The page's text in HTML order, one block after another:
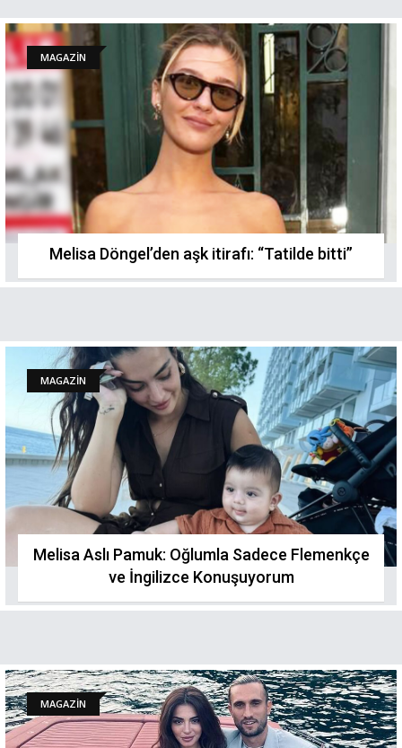
MAGAZİN
Melisa Döngel’den aşk itirafı: “Tatilde bitti”
MAGAZİN
Melisa Aslı Pamuk: Oğlumla Sadece Flemenkçe
ve İngilizce Konuşuyorum
MAGAZİN